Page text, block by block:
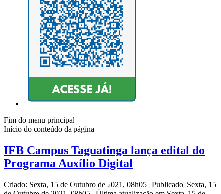
Fim do menu principal
Início do conteúdo da página
IFB Campus Taguatinga lança edital do
Programa Auxílio Digital
Criado: Sexta, 15 de Outubro de 2021, 08h05 | Publicado: Sexta, 15